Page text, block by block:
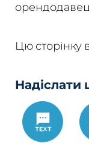
Цю сторінку
Надіслати
Text